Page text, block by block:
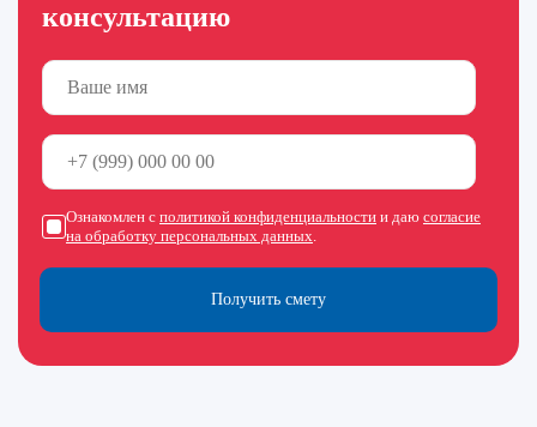
консультацию
Получить смету
Ознакомлен с политикой конфиденциальности и даю согласие
на обработку персональных данных.